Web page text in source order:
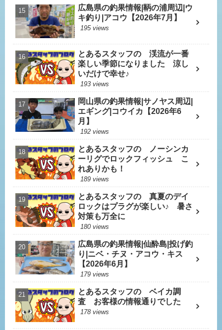
広島県の釣果情報|鞆の浦周辺|ウ
キ釣り|アコウ【2026年7月】
195 views
とあるスタッフの 渓流が一番
楽しい季節になりました 涼し
いだけで幸せ♪
193 views
岡山県の釣果情報|サノヤス周辺|
エギング|コウイカ【2026年6
月】
192 views
とあるスタッフの ノーシンカ
ーリグでロックフィッシュ こ
れありかも！
189 views
とあるスタッフの 真夏のデイ
ロックはプラグが楽しい♪ 暑さ
対策も万全に
180 views
広島県の釣果情報|仙酔島|投げ釣
り|ニベ・チヌ・アコウ・キス
【2026年6月】
179 views
とあるスタッフの ベイカ調
査 お客様の情報通りでした
178 views